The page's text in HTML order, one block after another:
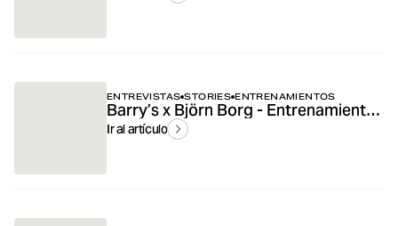
ENTREVISTAS STORIES ENTRENAMIENTOS
Barry’s x Björn Borg - Entrenamiento que aporta energía, fuerza y comunidad
Ir al artículo